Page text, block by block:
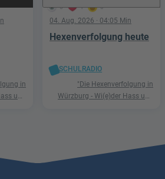
in
und
5 1 0
04. Aug. 2026 · 04:05 Min
Hexenverfolgung heute
SCHULRADIO
"Die Hexenverfolgung in
Würzburg - Wi(e)der Hass und